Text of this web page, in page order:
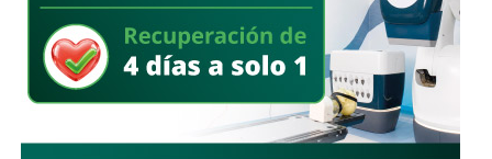
círculo rojo de este estado distinga a esos como lo
que son y lo poco que valen. Desestimarlos es justo.
Si algún dueño, patrocinador o autor escondido de estas
quiere reclamar algo, el trámite es
bien simple:quitarse la máscara.Hablar de frente y
Con la reforma aprobada, el marco regulatorio estatal